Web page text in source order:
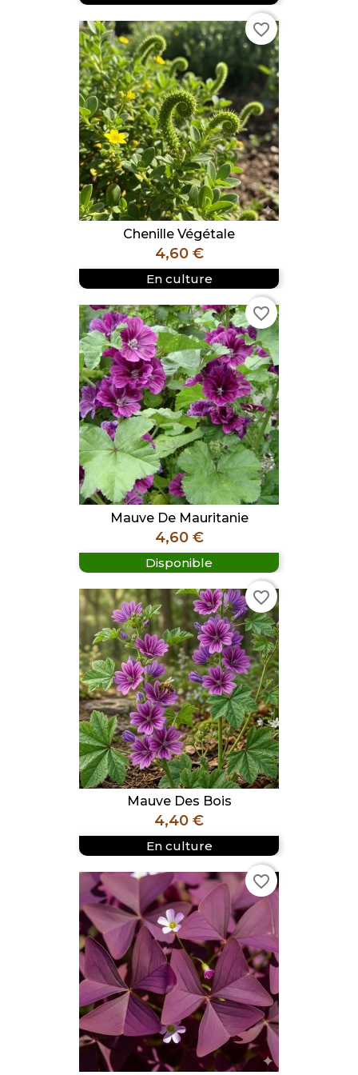
Chenille Végétale
Prix
4,60 €
En culture
favorite_border
Mauve De Mauritanie
Prix
4,60 €
Disponible
favorite_border
Mauve Des Bois
Prix
4,40 €
En culture
favorite_border
favorite_border